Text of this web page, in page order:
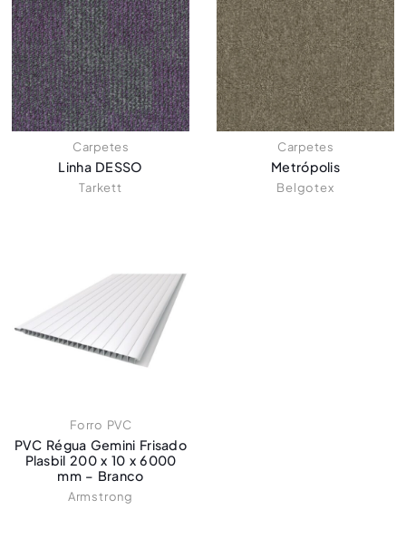
Carpetes
Linha DESSO
Tarkett
Carpetes
Metrópolis
Belgotex
Forro PVC
PVC Régua Gemini Frisado
Plasbil 200 x 10 x 6000
mm – Branco
Armstrong